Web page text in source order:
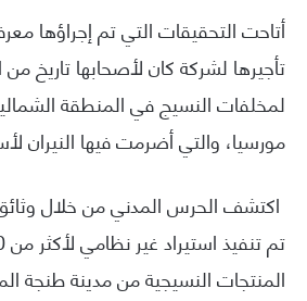
أتاحت التحقيقات التي تم إجراؤها
تأجيرها لشركة كان لأصحابها تاريخ من
لمخلفات النسيج في المنطقة
مورسيا، والتي أضرمت فيها النيران
اكتشف الحرس المدني من خلال وثائق
المنتجات النسيجية من مدينة طنجة